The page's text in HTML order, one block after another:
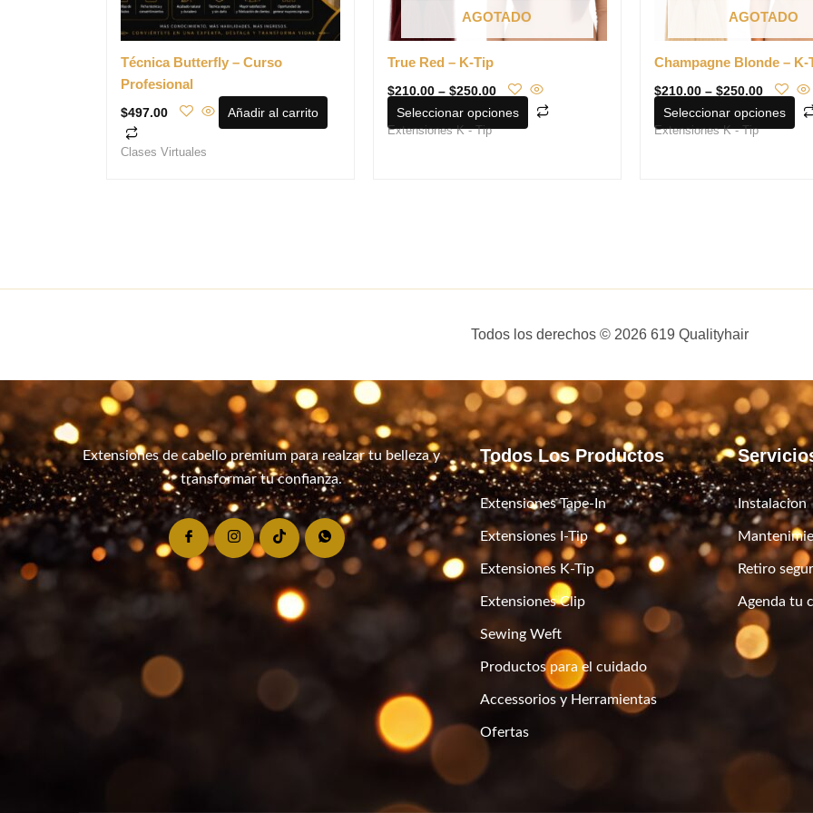
Técnica Butterfly – Curso
Profesional
$497.00 Añadir al carrito
Clases Virtuales
AGOTADO
True Red – K-Tip
$210.00 – $250.00
Seleccionar opciones
en
Extensiones K - Tip
AGOTADO
Champagne Blonde – K-
$210.00 – $250.00
Seleccionar opciones
Extensiones K - Tip
Todos los derechos © 2026 619 Qualityhair
Extensiones de cabello premium para realzar tu belleza y
transformar tu confianza.
Todos Los Productos
Extensiones Tape-In
Extensiones I-Tip
Extensiones K-Tip
Extensiones Clip
Sewing Weft
Productos para el cuidado
Accessorios y Herramientas
Ofertas
Instalacion
Retiro
Agenda tu